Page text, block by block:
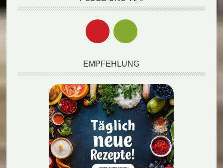
EMPFEHLUNG